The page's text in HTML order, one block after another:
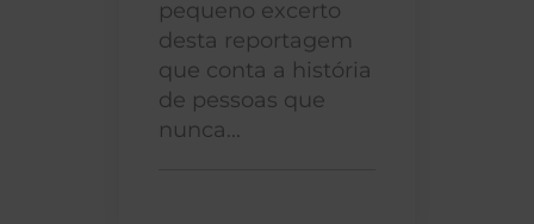
pequeno excerto
desta reportagem
que conta a história
de pessoas que
nunca...